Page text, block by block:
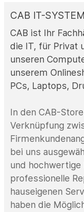
CAB IT-
CAB ist Ihr
die IT, für Privat
unseren
unserem
PCs, Laptops,
In den CAB-
Verknüpfung
bei uns
und hochwertige
professionelle
hauseigenen
haben die